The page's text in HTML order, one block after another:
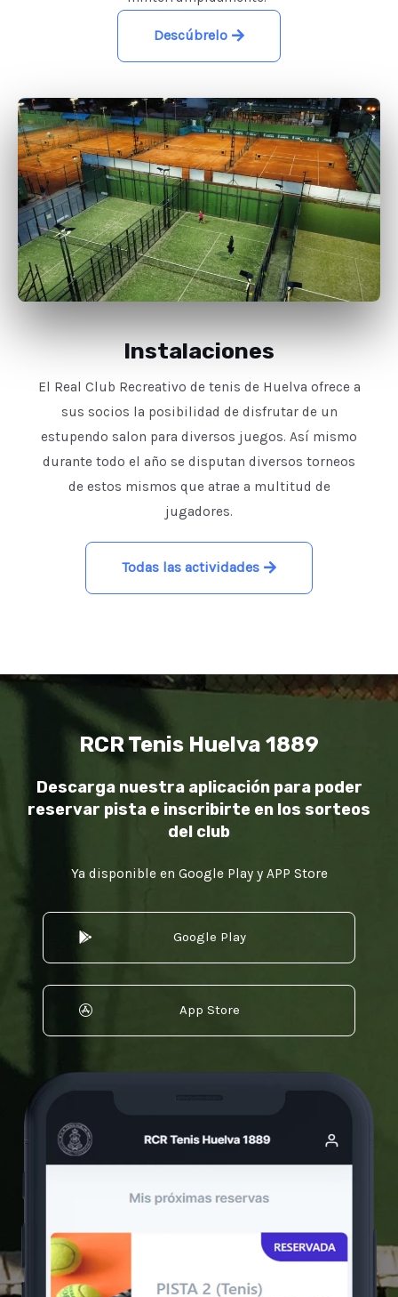
Descúbrelo
Instalaciones
El Real Club Recreativo de tenis de Huelva ofrece a
sus socios la posibilidad de disfrutar de un
estupendo salon para diversos juegos. Así mismo
durante todo el año se disputan diversos torneos
de estos mismos que atrae a multitud de
jugadores.
Todas las actividades
RCR Tenis Huelva 1889
Descarga nuestra aplicación para poder
reservar pista e inscribirte en los sorteos
del club
Ya disponible en Google Play y APP Store
Google Play
App Store